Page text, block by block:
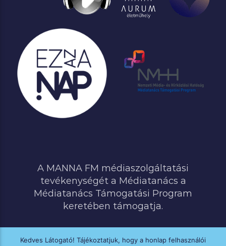
A MANNA FM médiaszolgáltatási
tevékenységét a Médiatanács a
Médiatanács Támogatási Program
keretében támogatja.
Kedves Látogató! Tájékoztatjuk, hogy a honlap felhasználói